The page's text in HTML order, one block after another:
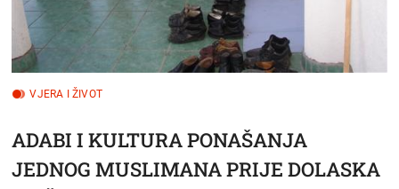
VJERA I ŽIVOT
ADABI I KULTURA PONAŠANJA
JEDNOG MUSLIMANA PRIJE DOLASKA